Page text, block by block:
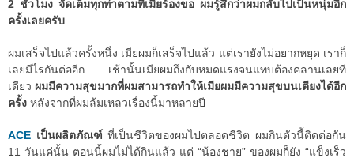
2 ชั่วโมง จัดเต็มทุกท่าตามที่เมียร้องขอ ผมรู้สึกว่าผมกลับไปเป็นหนุ่มอีก
ครั้งเลยครับ
ผมเสร็จไปแล้วครั้งหนึ่ง เมียผมก็เสร็จไปแล้ว แต่เรายังไม่อยากหยุด เราก็
เลยมีไรกันต่ออีก เช้านั้นเมียผมถึงกับหมดแรงจนแทบต้องคลานเลยที
เดียว ผมมีความสุขมากที่ผมสามารถทำให้เมียผมมีความสุขบนเตียงได้อีก
ครั้ง หลังจากที่ผมล้มเหลวเรื่องนี้มาหลายปี
ACE เป็นผลิตภัณฑ์ที่เป็นชีวิตของผมไปตลอดชีวิต ผมกินตัวนี้ติดต่อกัน
11 วันแค่นั้น ตอนนี้ผมไม่ได้กินแล้ว แต่ “น้องชาย” ของผมก็ยัง “แข็งเร็ว